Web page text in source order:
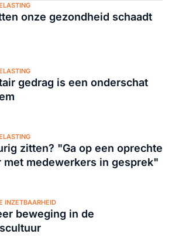
onze gezondheid schaadt
gedrag is een onderschat
zitten? "Ga op een oprechte
met medewerkers in gesprek"
INZETBAARHEID
beweging in de